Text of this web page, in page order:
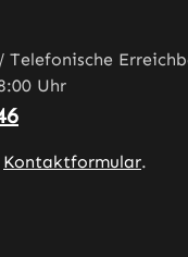
Telefonische
Uhr
Kontaktformular.
– öffnet in